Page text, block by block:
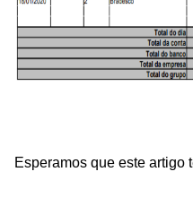
Esperamos que este artigo